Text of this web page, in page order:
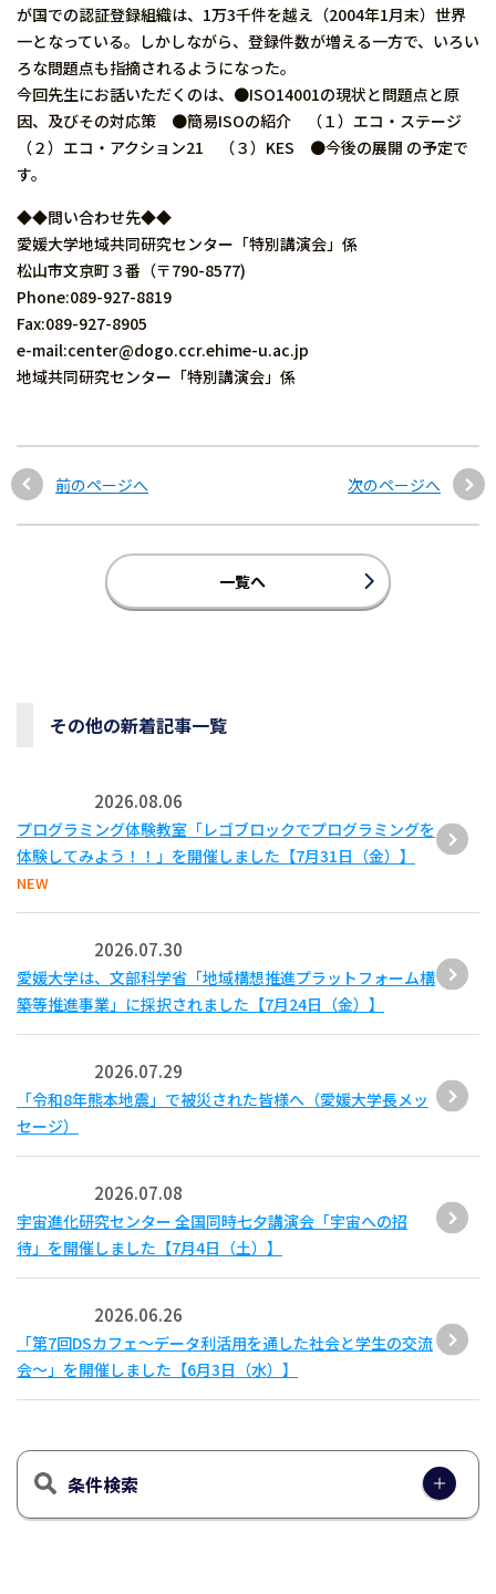
が国での認証登録組織は、1万3千件を越え（2004年1月末）世界
一となっている。しかしながら、登録件数が増える一方で、いろい
ろな問題点も指摘されるようになった。
今回先生にお話いただくのは、●ISO14001の現状と問題点と原
因、及びその対応策 ●簡易ISOの紹介 （１）エコ・ステージ
（２）エコ・アクション21 （３）KES ●今後の展開 の予定で
す。
◆◆問い合わせ先◆◆
愛媛大学地域共同研究センター「特別講演会」係
松山市文京町３番（〒790-8577)
Phone:089-927-8819
Fax:089-927-8905
e-mail:center@dogo.ccr.ehime-u.ac.jp
地域共同研究センター「特別講演会」係
前のページへ 次のページへ
一覧へ
その他の新着記事一覧
2026.08.06
プログラミング体験教室「レゴブロックでプログラミングを
体験してみよう！！」を開催しました【7月31日（金）】
NEW
2026.07.30
愛媛大学は、文部科学省「地域構想推進プラットフォーム構
築等推進事業」に採択されました【7月24日（金）】
2026.07.29
「令和8年熊本地震」で被災された皆様へ（愛媛大学長メッ
セージ）
2026.07.08
宇宙進化研究センター 全国同時七夕講演会「宇宙への招
待」を開催しました【7月4日（土）】
2026.06.26
「第7回DSカフェ〜データ利活用を通した社会と学生の交流
会〜」を開催しました【6月3日（水）】
条件検索